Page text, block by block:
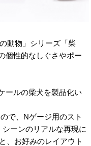
動物」シリーズ「柴
個性的なしぐさやポー
ールの柴犬を製品化い
で、Nゲージ用のスト
ーンのリアルな再現に
、お好みのレイアウト